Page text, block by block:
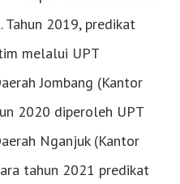
2019, predikat
melalui UPT
Jombang (Kantor
2020 diperoleh UPT
Nganjuk (Kantor
tahun 2021 predikat